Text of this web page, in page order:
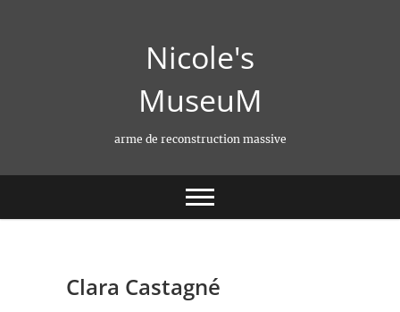
Nicole's
MuseuM
arme de reconstruction massive
Clara Castagné